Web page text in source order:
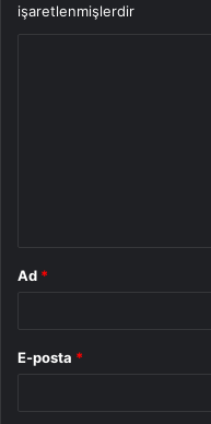
işaretlenmişlerdir
Ad *
E-posta *